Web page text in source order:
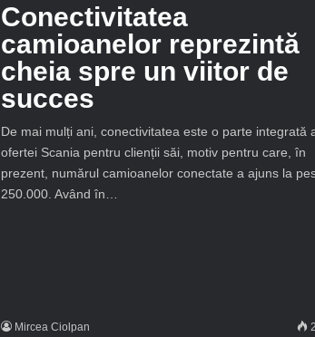
Conectivitatea
camioanelor reprezintă
cheia spre un viitor de
succes
De mai mulți ani, conectivitatea este o parte integrată
ofertei Scania pentru clienții săi, motiv pentru care, în
prezent, numărul camioanelor conectate a ajuns la
250.000. Având în…
Mircea Ciolpan